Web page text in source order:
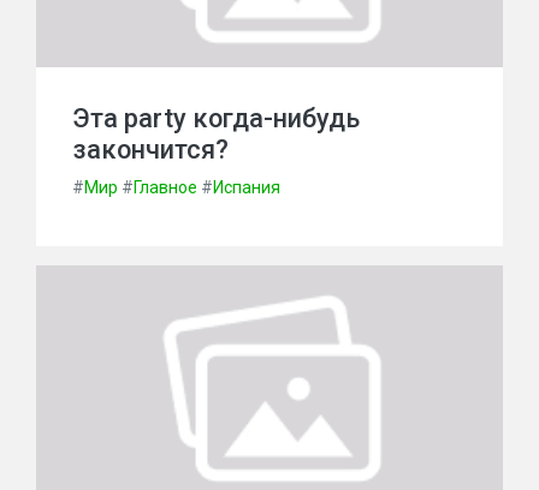
Эта party когда-нибудь
закончится?
#Мир #Главное #Испания